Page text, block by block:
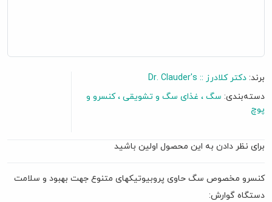
برند: دکتر کلادرز :: Dr. Clauder's
دسته‌بندی: سگ غذای سگ و تشویقی
کنسرو و
پوچ
برای نظر دادن به این محصول اولین باشید
کنسرو مخصوص سگ حاوی پروبیوتیکهای متنوع جهت بهبود و سلامت
دستگاه گوارش: